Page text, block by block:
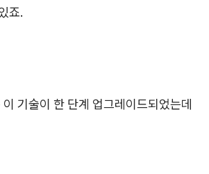
죠.
기술이 한 단계 업그레이드되었는데